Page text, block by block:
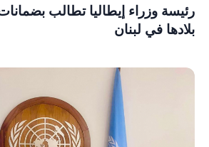
رئيسة وزراء إيطاليا تطالب
بلادها في لبنان